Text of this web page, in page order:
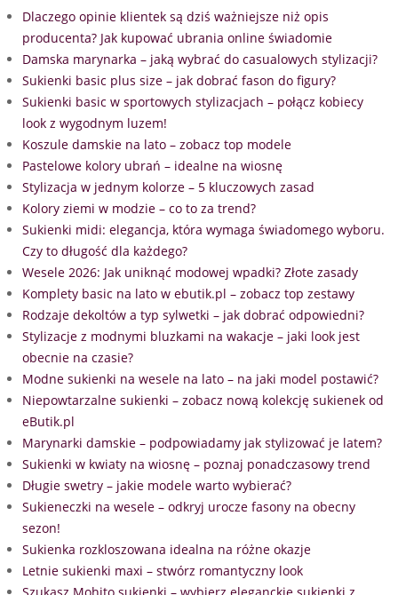
Dlaczego opinie klientek są dziś ważniejsze niż opis
producenta? Jak kupować ubrania online świadomie
Damska marynarka – jaką wybrać do casualowych stylizacji?
Sukienki basic plus size – jak dobrać fason do figury?
Sukienki basic w sportowych stylizacjach – połącz kobiecy
look z wygodnym luzem!
Koszule damskie na lato – zobacz top modele
Pastelowe kolory ubrań – idealne na wiosnę
Stylizacja w jednym kolorze – 5 kluczowych zasad
Kolory ziemi w modzie – co to za trend?
Sukienki midi: elegancja, która wymaga świadomego wyboru.
Czy to długość dla każdego?
Wesele 2026: Jak uniknąć modowej wpadki? Złote zasady
Komplety basic na lato w ebutik.pl – zobacz top zestawy
Rodzaje dekoltów a typ sylwetki – jak dobrać odpowiedni?
Stylizacje z modnymi bluzkami na wakacje – jaki look jest
obecnie na czasie?
Modne sukienki na wesele na lato – na jaki model postawić?
Niepowtarzalne sukienki – zobacz nową kolekcję sukienek od
eButik.pl
Marynarki damskie – podpowiadamy jak stylizować je latem?
Sukienki w kwiaty na wiosnę – poznaj ponadczasowy trend
Długie swetry – jakie modele warto wybierać?
Sukieneczki na wesele – odkryj urocze fasony na obecny
sezon!
Sukienka rozkloszowana idealna na różne okazje
Letnie sukienki maxi – stwórz romantyczny look